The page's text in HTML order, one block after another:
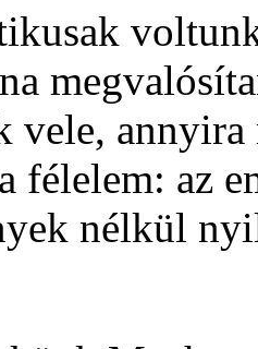
vele,
félelem: az
nélkül